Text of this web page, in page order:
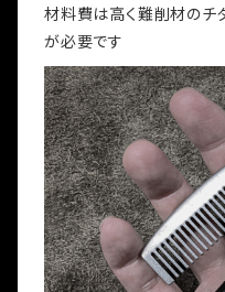
材料費は高く難削材のチ
が必要です